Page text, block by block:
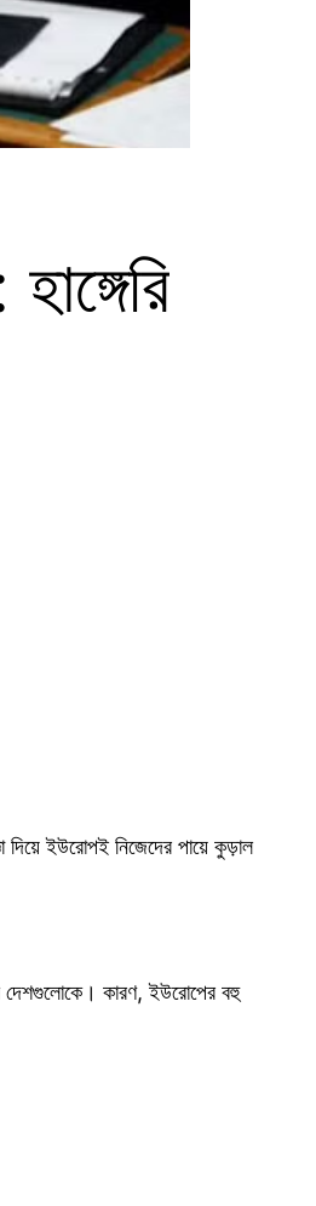
দিয়ে ইউরোপই নিজেদের পায়ে কুড়াল
দেশগুলোকে। কারণ, ইউরোপের বহু